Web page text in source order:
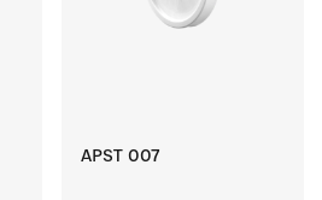
APST 007